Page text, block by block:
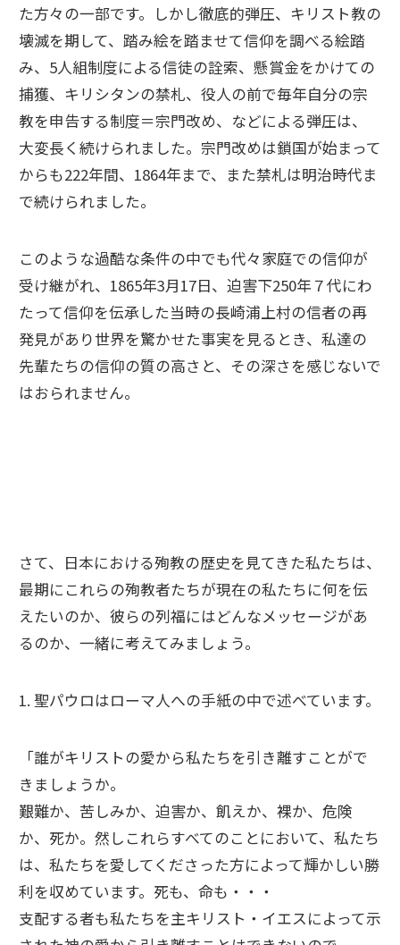
た方々の一部です。しかし徹底的弾圧、キリスト教の
壊滅を期して、踏み絵を踏ませて信仰を調べる絵踏
み、5人組制度による信徒の詮索、懸賞金をかけての
捕獲、キリシタンの禁札、役人の前で毎年自分の宗
教を申告する制度＝宗門改め、などによる弾圧は、
大変長く続けられました。宗門改めは鎖国が始まって
からも222年間、1864年まで、また禁札は明治時代ま
で続けられました。
このような過酷な条件の中でも代々家庭での信仰が
受け継がれ、1865年3月17日、迫害下250年７代にわ
たって信仰を伝承した当時の長崎浦上村の信者の再
発見があり世界を驚かせた事実を見るとき、私達の
先輩たちの信仰の質の高さと、その深さを感じないで
はおられません。
さて、日本における殉教の歴史を見てきた私たちは、
最期にこれらの殉教者たちが現在の私たちに何を伝
えたいのか、彼らの列福にはどんなメッセージがあ
るのか、一緒に考えてみましょう。
1. 聖パウロはローマ人への手紙の中で述べています。
「誰がキリストの愛から私たちを引き離すことがで
きましょうか。
艱難か、苦しみか、迫害か、飢えか、裸か、危険
か、死か。然しこれらすべてのことにおいて、私たち
は、私たちを愛してくださった方によって輝かしい勝
利を収めています。死も、命も・・・
支配する者も私たちを主キリスト・イエスによって示